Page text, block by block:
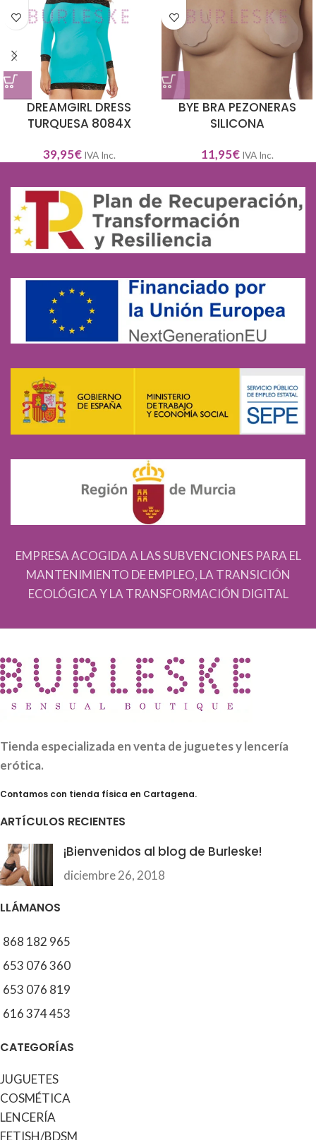
DREAMGIRL DRESS
TURQUESA 8084X
39,95€ IVA Inc.
BYE BRA PEZONERAS
SILICONA
11,95€ IVA Inc.
EMPRESA ACOGIDA A LAS SUBVENCIONES PARA EL
MANTENIMIENTO DE EMPLEO, LA TRANSICIÓN
ECOLÓGICA Y LA TRANSFORMACIÓN DIGITAL
Tienda especializada en venta de juguetes y lencería
erótica.
Contamos con tienda física en Cartagena.
ARTÍCULOS RECIENTES
¡Bienvenidos al blog de Burleske!
diciembre 26, 2018
LLÁMANOS
868 182 965
653 076 360
653 076 819
616 374 453
CATEGORÍAS
JUGUETES
COSMÉTICA
LENCERÍA
FETISH/BDSM